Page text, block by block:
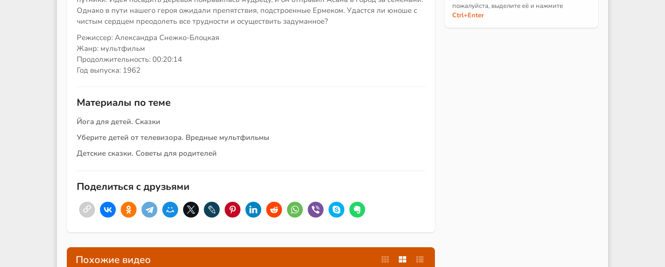
Однако в пути нашего героя ожидали препятствия, подстроенные Ермеком. Удастся ли юноше с
чистым сердцем преодолеть все трудности и осуществить задуманное?
Режиссер: Александра Снежко-Блоцкая
Жанр: мультфильм
Продолжительность: 00:20:14
Год выпуска: 1962
Материалы по теме
Йога для детей. Сказки
Уберите детей от телевизора. Вредные мультфильмы
Детские сказки. Советы для родителей
Поделиться с друзьями
Похожие видео
пожалуйста, выделите её и нажмите
Ctrl+Enter